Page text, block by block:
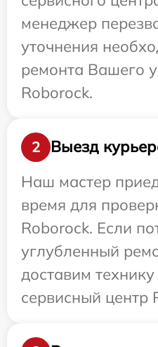
менеджер
уточнения
ремонта Вашего
Roborock.
2
Выезд
Наш мастер
время для
Roborock. Если
углубленный
доставим
сервисный центр